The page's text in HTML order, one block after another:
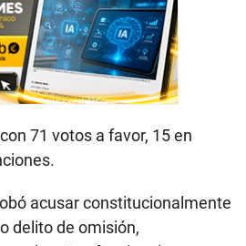
71 votos a favor, 15 en
acusar constitucionalmente
delito de omisión,